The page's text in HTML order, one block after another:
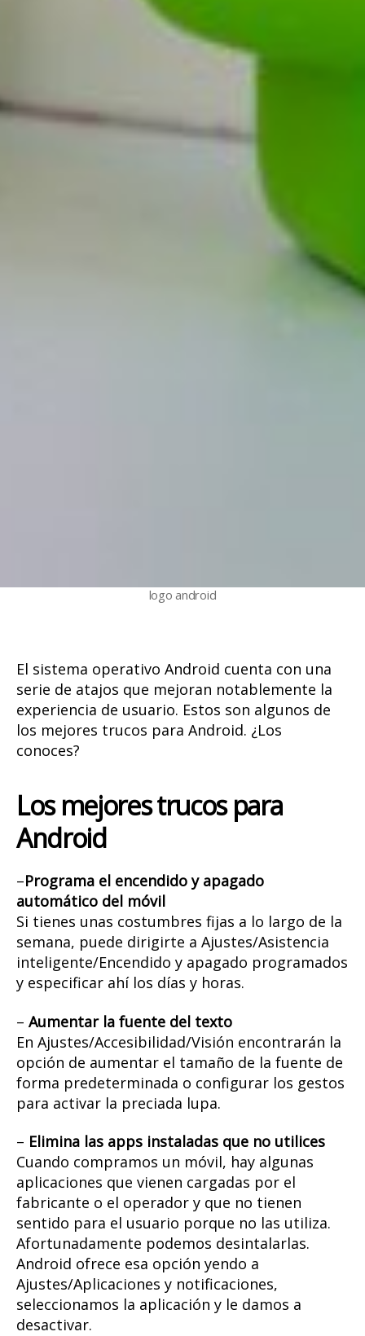
logo android
El sistema operativo Android cuenta con una
serie de atajos que mejoran notablemente la
experiencia de usuario. Estos son algunos de
los mejores trucos para Android. ¿Los
conoces?
Los mejores trucos para
Android
–Programa el encendido y apagado
automático del móvil
Si tienes unas costumbres fijas a lo largo de la
semana, puede dirigirte a Ajustes/Asistencia
inteligente/Encendido y apagado programados
y especificar ahí los días y horas.
– Aumentar la fuente del texto
En Ajustes/Accesibilidad/Visión encontrarán la
opción de aumentar el tamaño de la fuente de
forma predeterminada o configurar los gestos
para activar la preciada lupa.
– Elimina las apps instaladas que no utilices
Cuando compramos un móvil, hay algunas
aplicaciones que vienen cargadas por el
fabricante o el operador y que no tienen
sentido para el usuario porque no las utiliza.
Afortunadamente podemos desintalarlas.
Android ofrece esa opción yendo a
Ajustes/Aplicaciones y notificaciones,
seleccionamos la aplicación y le damos a
desactivar.